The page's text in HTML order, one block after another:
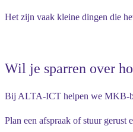
Het zijn vaak kleine dingen die
Wil je sparren over
Bij ALTA-ICT helpen we MKB-
Plan een afspraak of stuur gerust